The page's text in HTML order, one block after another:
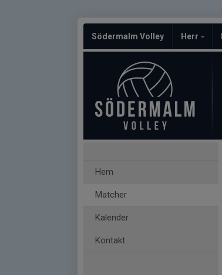
Södermalm Volley Herr
Hem
Matcher
Kalender
Kontakt